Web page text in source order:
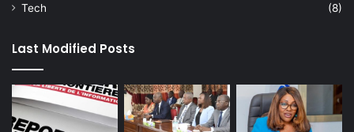
Tech
(8)
Last Modified Posts